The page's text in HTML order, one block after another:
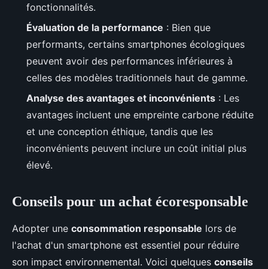
fonctionnalités.
Évaluation de la performance : Bien que
performants, certains smartphones écologiques
peuvent avoir des performances inférieures à
celles des modèles traditionnels haut de gamme.
Analyse des avantages et inconvénients : Les
avantages incluent une empreinte carbone réduite
et une conception éthique, tandis que les
inconvénients peuvent inclure un coût initial plus
élevé.
Conseils pour un achat écoresponsable
Adopter une consommation responsable lors de
l'achat d'un smartphone est essentiel pour réduire
son impact environnemental. Voici quelques conseils